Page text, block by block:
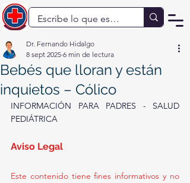
Bebés que lloran y están
inquietos – Cólico
Dr. Fernando Hidalgo
8 sept 2025 6 min de lectura
INFORMACIÓN PARA PADRES - SALUD
PEDIÁTRICA
Aviso Legal
Este contenido tiene fines informativos y no